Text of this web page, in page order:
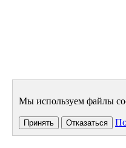
Мы используем файлы
Принять Отказаться